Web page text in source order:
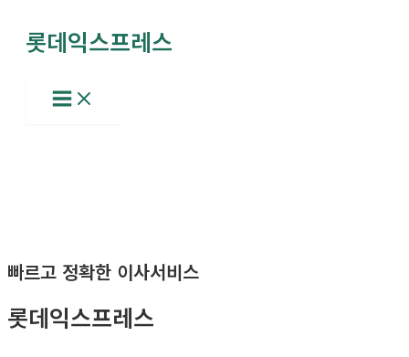
롯데익스프레스
Main
Menu
빠르고 정확한 이사서비스
롯데익스프레스